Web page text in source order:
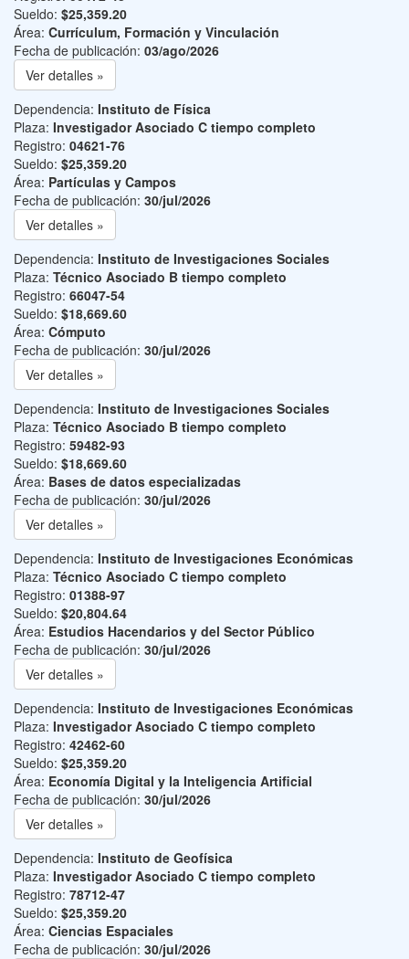
Sueldo: $25,359.20
Área: Currículum, Formación y Vinculación
Fecha de publicación: 03/ago/2026
Ver detalles »
Dependencia: Instituto de Física
Plaza: Investigador Asociado C tiempo completo
Registro: 04621-76
Sueldo: $25,359.20
Área: Partículas y Campos
Fecha de publicación: 30/jul/2026
Ver detalles »
Dependencia: Instituto de Investigaciones Sociales
Plaza: Técnico Asociado B tiempo completo
Registro: 66047-54
Sueldo: $18,669.60
Área: Cómputo
Fecha de publicación: 30/jul/2026
Ver detalles »
Dependencia: Instituto de Investigaciones Sociales
Plaza: Técnico Asociado B tiempo completo
Registro: 59482-93
Sueldo: $18,669.60
Área: Bases de datos especializadas
Fecha de publicación: 30/jul/2026
Ver detalles »
Dependencia: Instituto de Investigaciones Económicas
Plaza: Técnico Asociado C tiempo completo
Registro: 01388-97
Sueldo: $20,804.64
Área: Estudios Hacendarios y del Sector Público
Fecha de publicación: 30/jul/2026
Ver detalles »
Dependencia: Instituto de Investigaciones Económicas
Plaza: Investigador Asociado C tiempo completo
Registro: 42462-60
Sueldo: $25,359.20
Área: Economía Digital y la Inteligencia Artificial
Fecha de publicación: 30/jul/2026
Ver detalles »
Dependencia: Instituto de Geofísica
Plaza: Investigador Asociado C tiempo completo
Registro: 78712-47
Sueldo: $25,359.20
Área: Ciencias Espaciales
Fecha de publicación: 30/jul/2026